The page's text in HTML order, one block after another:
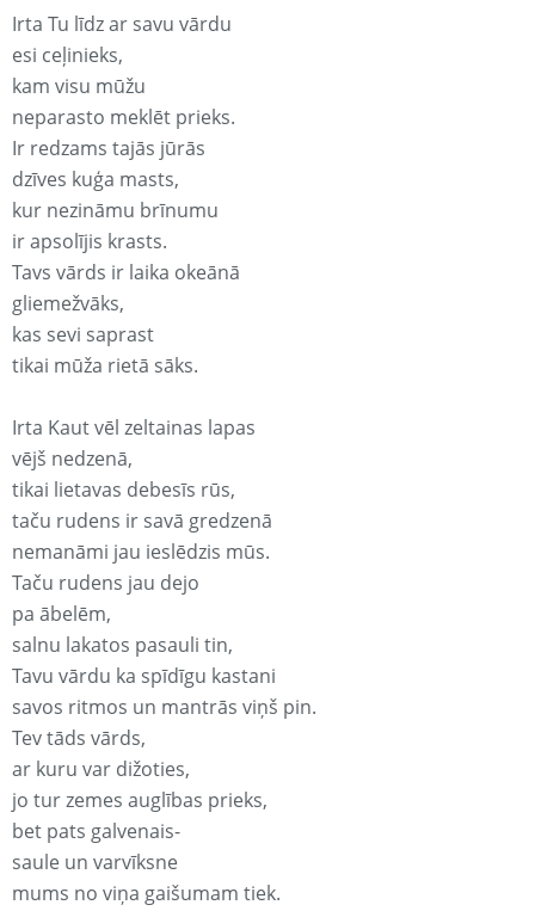
Irta Tu līdz ar savu vārdu
esi ceļinieks,
kam visu mūžu
neparasto meklēt prieks.
Ir redzams tajās jūrās
dzīves kuģa masts,
kur nezināmu brīnumu
ir apsolījis krasts.
Tavs vārds ir laika okeānā
gliemežvāks,
kas sevi saprast
tikai mūža rietā sāks.
Irta Kaut vēl zeltainas lapas
vējš nedzenā,
tikai lietavas debesīs rūs,
taču rudens ir savā gredzenā
nemanāmi jau ieslēdzis mūs.
Taču rudens jau dejo
pa ābelēm,
salnu lakatos pasauli tin,
Tavu vārdu ka spīdīgu kastani
savos ritmos un mantrās viņš pin.
Tev tāds vārds,
ar kuru var dižoties,
jo tur zemes auglības prieks,
bet pats galvenais-
saule un varvīksne
mums no viņa gaišumam tiek.